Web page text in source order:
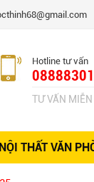
Hotline tư vấn
TƯ VẤN MIỄN
NỘI THẤT VĂN